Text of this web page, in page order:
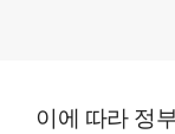
이에 따라 정